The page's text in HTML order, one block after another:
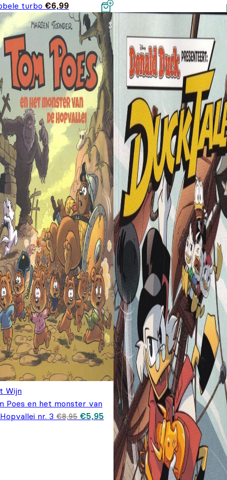
turbo €6,99
Wijn
Poes en het monster van
nr. 3 €8,95 Oorspronkelijke
prijs was:
€5,95 Huidige
prijs is:
€5,95.